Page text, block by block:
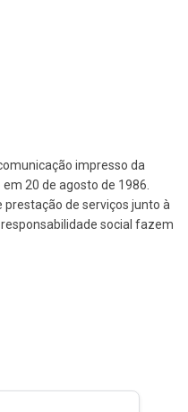
impresso da
20 de agosto de 1986.
de serviços junto à
social fazem